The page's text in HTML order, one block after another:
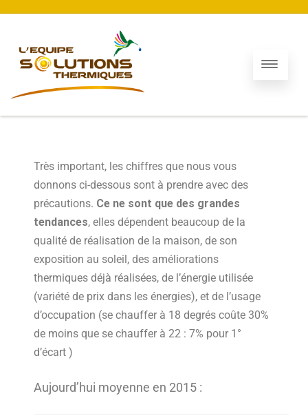
Très important, les chiffres que nous vous
donnons ci-dessous sont à prendre avec des
précautions. Ce ne sont que des grandes
tendances, elles dépendent beaucoup de la
qualité de réalisation de la maison, de son
exposition au soleil, des améliorations
thermiques déjà réalisées, de l’énergie utilisée
(variété de prix dans les énergies), et de l’usage
d’occupation (se chauffer à 18 degrés coûte 30%
de moins que se chauffer à 22 : 7% pour 1°
d’écart )
Aujourd’hui moyenne en 2015 :